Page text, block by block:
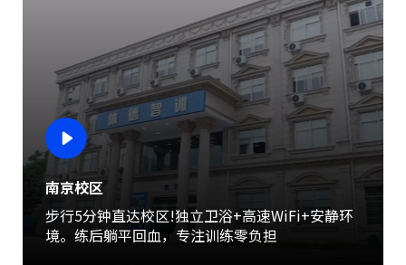
南京校区
步行5分钟直达校区!独立卫浴+高速WiFi+安静环
境。练后躺平回血，专注训练零负担